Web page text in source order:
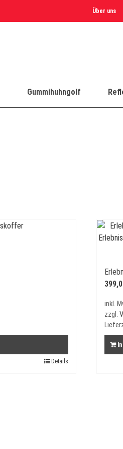
Über uns
Gummihuhngolf
Details
inkl.
zzgl.